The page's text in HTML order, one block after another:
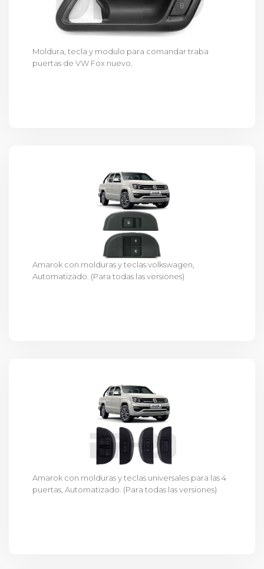
Moldura, tecla y modulo para comandar traba
puertas de VW Fox nuevo.
Amarok con molduras y teclas volkswagen,
Automatizado. (Para todas las versiones)
Amarok con molduras y teclas universales para las 4
puertas, Automatizado. (Para todas las versiones)